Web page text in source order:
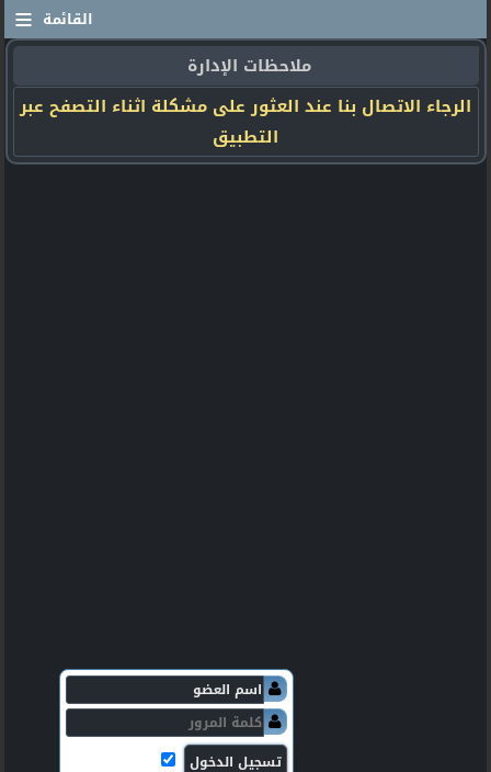
≡ القائمة
ملاحظات الإدارة
الرجاء الاتصال بنا عند العثور على مشكلة اثناء التصفح عبر
التطبيق